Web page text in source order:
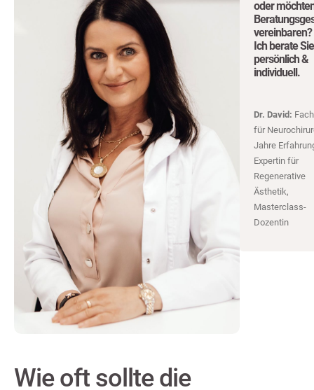
oder
vereinbaren?
Ich berate Sie
persönlich &
individuell.
Dr. David:
für
Jahre
Expertin für
Regenerative
Ästhetik,
Masterclass-
Dozentin
Wie oft sollte die